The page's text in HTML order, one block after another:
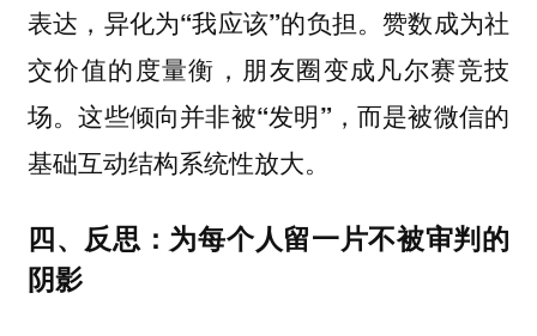
表达，异化为“我应该”的负担。赞数成为社
交价值的度量衡，朋友圈变成凡尔赛竞技
场。这些倾向并非被“发明”，而是被微信的
基础互动结构系统性放大。
四、反思：为每个人留一片不被审判的
阴影